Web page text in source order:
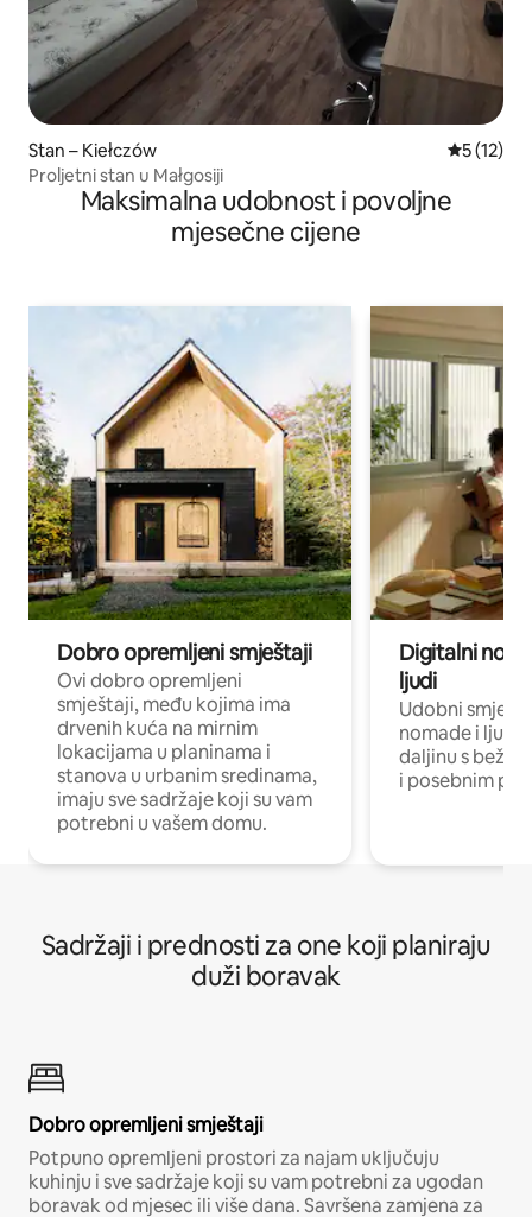
Stan – Kiełczów Prosječna
5 (12)
Proljetni stan u Małgosiji
Maksimalna udobnost i povoljne
mjesečne cijene
Dobro opremljeni smještaji
Ovi dobro opremljeni
smještaji, među kojima ima
drvenih kuća na mirnim
lokacijama u planinama i
stanova u urbanim sredinama,
imaju sve sadržaje koji su vam
potrebni u vašem domu.
Digitalni
ljudi
Udobni
nomade i ljude
daljinu s
i posebnim
Sadržaji i prednosti za one koji planiraju
duži boravak
Dobro opremljeni smještaji
Potpuno opremljeni prostori za najam uključuju
kuhinju i sve sadržaje koji su vam potrebni za ugodan
boravak od mjesec ili više dana. Savršena zamjena za